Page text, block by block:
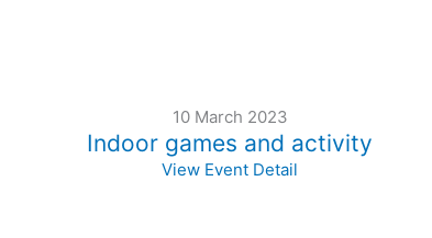
10 March 2023
Indoor games and activity
View Event Detail